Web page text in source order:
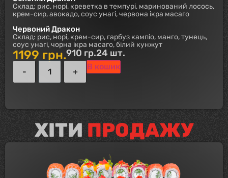
Склад: рис, норі, креветка в темпурі, маринований лосось,
крем-сир, авокадо, соус унагі, червона ікра масаго
Червоний Дракон
Склад: рис, норі, крем-сир, гарбуз кампіо, манго, тунець,
соус унагі, чорна ікра масаго, білий кунжут
1199 грн.910 гр.24 шт.
В кошик
ХІТИ ПРОДАЖУ